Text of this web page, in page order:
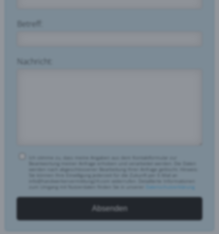
Betreff:
Nachricht:
Beantwortung meiner Anfrage erhoben und verarbeitet werden. Die Daten
werden nach abgeschlossener Bearbeitung Ihrer Anfrage gelöscht. Hinweis:
Absenden